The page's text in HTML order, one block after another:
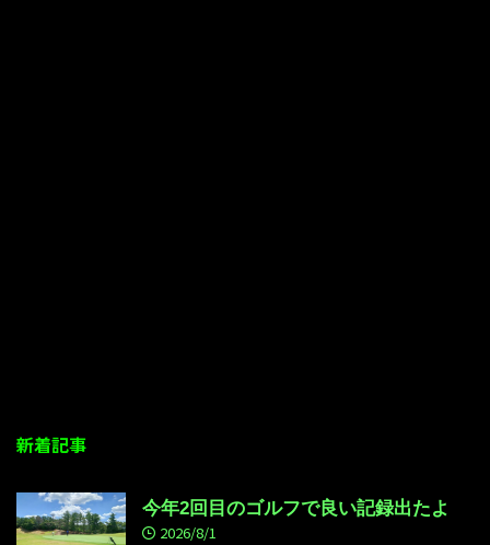
新着記事
今年2回目のゴルフで良い記録出たよ
2026/8/1